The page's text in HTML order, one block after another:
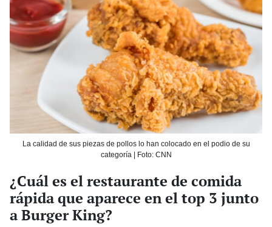
La calidad de sus piezas de pollos lo han colocado en el podio de su
categoría | Foto: CNN
¿Cuál es el restaurante de comida
rápida que aparece en el top 3 junto
a Burger King?